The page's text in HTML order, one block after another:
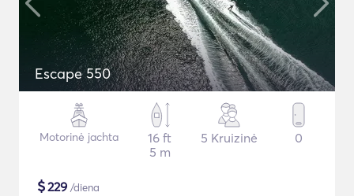
Escape 550
Motorinė jachta
16 ft
5 m
5 Kruizinė 0
$229 /diena